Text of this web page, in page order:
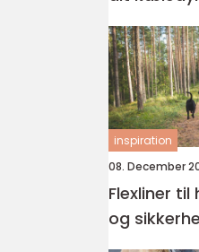
inspiration
08. December
Flexliner til
og